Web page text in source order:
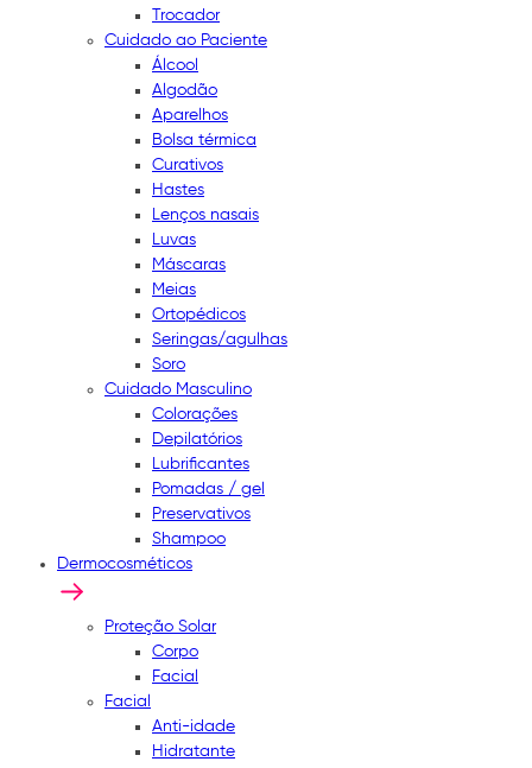
Trocador
Cuidado ao Paciente
Álcool
Algodão
Aparelhos
Bolsa térmica
Curativos
Hastes
Lenços nasais
Luvas
Máscaras
Meias
Ortopédicos
Seringas/agulhas
Soro
Cuidado Masculino
Colorações
Depilatórios
Lubrificantes
Pomadas / gel
Preservativos
Shampoo
Dermocosméticos
Proteção Solar
Corpo
Facial
Facial
Anti-idade
Hidratante